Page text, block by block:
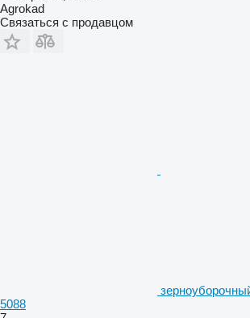
Agrokad
Связаться с продавцом
5088